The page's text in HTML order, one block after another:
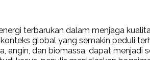
terbarukan dalam menjaga
global yang semakin peduli
angin, dan biomassa, dapat